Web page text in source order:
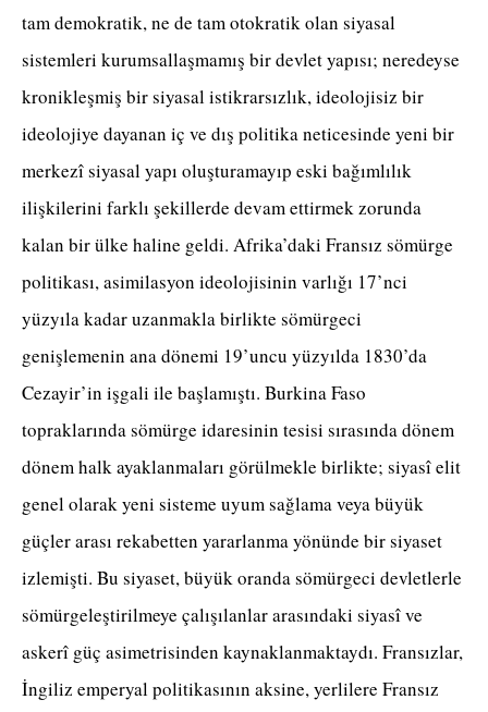
tam demokratik, ne de tam otokratik olan siyasal
sistemleri kurumsallaşmamış bir devlet yapısı; neredeyse
kronikleşmiş bir siyasal istikrarsızlık, ideolojisiz bir
ideolojiye dayanan iç ve dış politika neticesinde yeni bir
merkezî siyasal yapı oluşturamayıp eski bağımlılık
ilişkilerini farklı şekillerde devam ettirmek zorunda
kalan bir ülke haline geldi. Afrika’daki Fransız sömürge
politikası, asimilasyon ideolojisinin varlığı 17’nci
yüzyıla kadar uzanmakla birlikte sömürgeci
genişlemenin ana dönemi 19’uncu yüzyılda 1830’da
Cezayir’in işgali ile başlamıştı. Burkina Faso
topraklarında sömürge idaresinin tesisi sırasında dönem
dönem halk ayaklanmaları görülmekle birlikte; siyasî elit
genel olarak yeni sisteme uyum sağlama veya büyük
güçler arası rekabetten yararlanma yönünde bir siyaset
izlemişti. Bu siyaset, büyük oranda sömürgeci devletlerle
sömürgeleştirilmeye çalışılanlar arasındaki siyasî ve
askerî güç asimetrisinden kaynaklanmaktaydı. Fransızlar,
İngiliz emperyal politikasının aksine, yerlilere Fransız